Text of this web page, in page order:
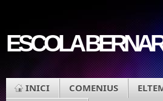
ESCOLA
INICI COMENIUS